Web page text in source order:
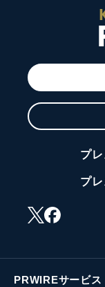
プ
プ
PRWIREサービス